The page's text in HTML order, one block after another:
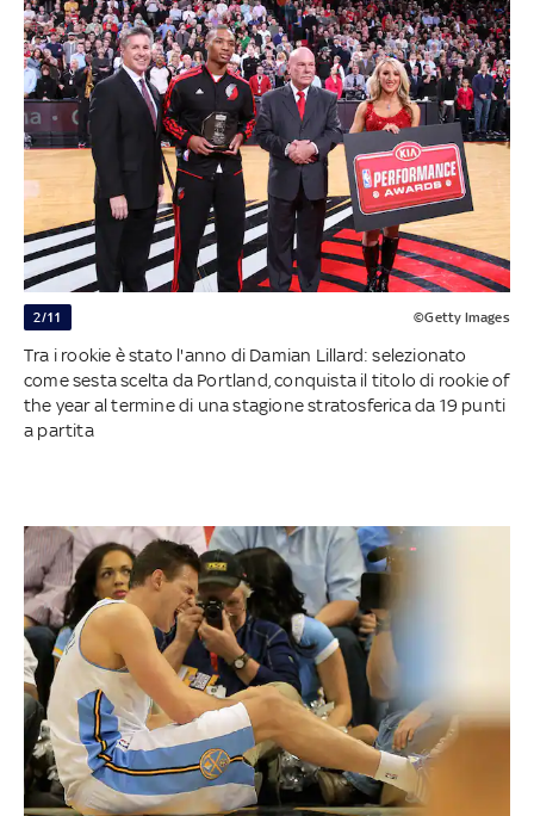
2/11 ©Getty Images
Tra i rookie è stato l'anno di Damian Lillard: selezionato
come sesta scelta da Portland, conquista il titolo di rookie of
the year al termine di una stagione stratosferica da 19 punti
a partita